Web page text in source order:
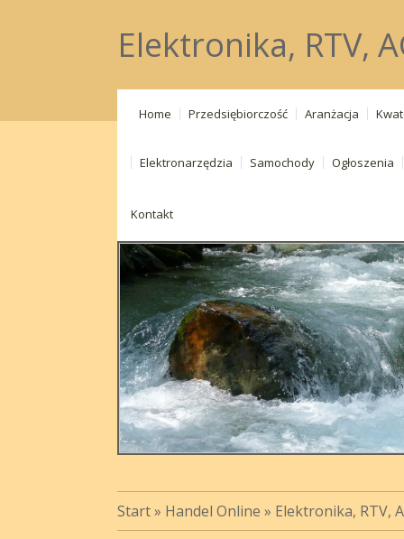
Elektronika, RTV,
Home Przedsiębiorczość Aranżacja
Elektronarzędzia Samochody Ogłoszenia
Kontakt
Start» Handel Online » Elektronika, RTV,